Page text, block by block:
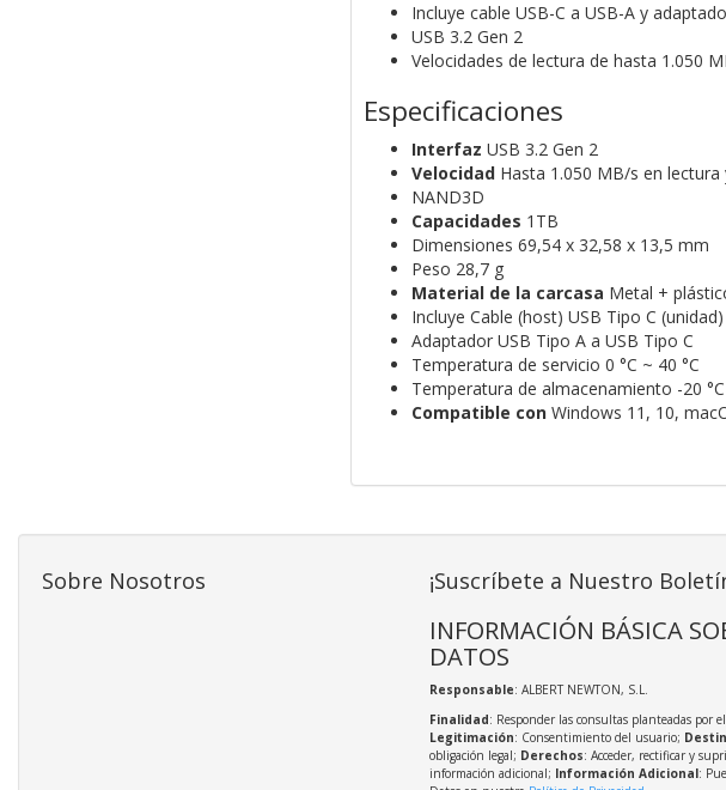
Incluye cable USB-C a USB-A y
USB 3.2 Gen 2
Velocidades de lectura de hasta 1.050
Especificaciones
Interfaz USB 3.2 Gen 2
VelocidadHasta 1.050 MB/s en lectura
NAND3D
Capacidades 1TB
Dimensiones 69,54 x 32,58 x 13,5 mm
Peso 28,7 g
Material de la carcasa Metal +
Incluye Cable (host) USB Tipo C
Adaptador USB Tipo A a USB Tipo C
Temperatura de servicio 0 °C ~ 40 °C
Temperatura de almacenamiento -20 °C
Compatible conWindows 11, 10,
Sobre Nosotros ¡Suscríbete a Nuestro
INFORMACIÓN BÁSICA
DATOS
Responsable: ALBERT NEWTON, S.L.
Finalidad: Responder las consultas planteadas por
Legitimación: Consentimiento del usuario;
obligación legal; Derechos: Acceder, rectificar y
información adicional; Información Adicional: